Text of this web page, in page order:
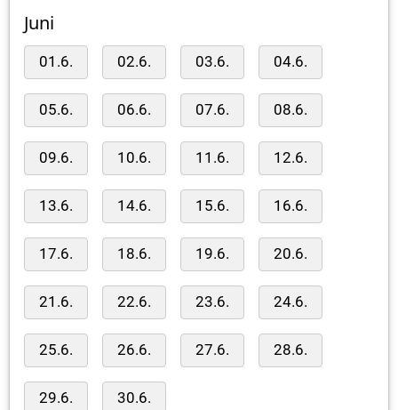
Juni
01.6. 02.6. 03.6. 04.6.
05.6. 06.6. 07.6. 08.6.
09.6. 10.6. 11.6. 12.6.
13.6. 14.6. 15.6. 16.6.
17.6. 18.6. 19.6. 20.6.
21.6. 22.6. 23.6. 24.6.
25.6. 26.6. 27.6. 28.6.
29.6. 30.6.